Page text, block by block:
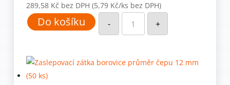
289,58 Kč bez DPH (5,79 Kč/ks bez DPH)
Do košíku -
Zaslepovací
zátka
borovice
průměr
(50
+